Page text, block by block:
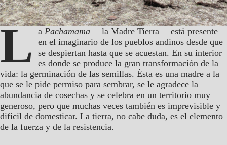
L a Pachamama—la Madre Tierra— está presente
en el imaginario de los pueblos andinos desde que
se despiertan hasta que se acuestan. En su interior
es donde se produce la gran transformación de la
vida: la germinación de las semillas. Ésta es una madre a la
que se le pide permiso para sembrar, se le agradece la
abundancia de cosechas y se celebra en un territorio muy
generoso, pero que muchas veces también es imprevisible y
difícil de domesticar. La tierra, no cabe duda, es el elemento
de la fuerza y de la resistencia.